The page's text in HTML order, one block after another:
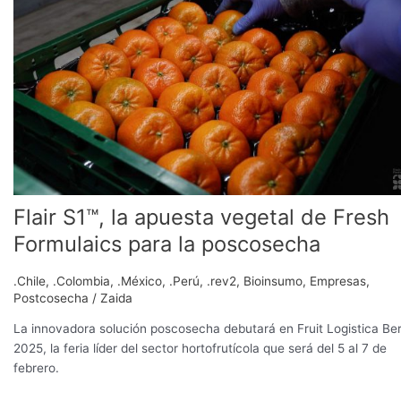
Flair S1™, la apuesta vegetal de Fresh
Formulaics para la poscosecha
.Chile, .Colombia, .México, .Perú, .rev2, Bioinsumo, Empresas,
Postcosecha / Zaida
La innovadora solución poscosecha debutará en Fruit Logistica
2025, la feria líder del sector hortofrutícola que será del 5 al 7 de
febrero.
vegetal
Fresh
Formulaics
poscosecha